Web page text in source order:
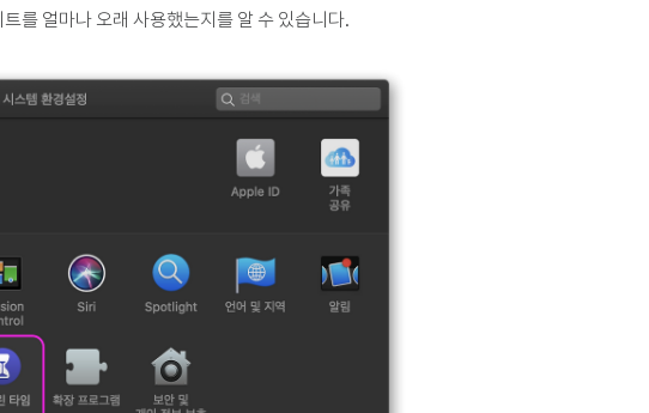
를 얼마나 오래 사용했는지를 알 수 있습니다.